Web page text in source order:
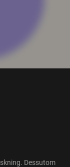
Dessutom